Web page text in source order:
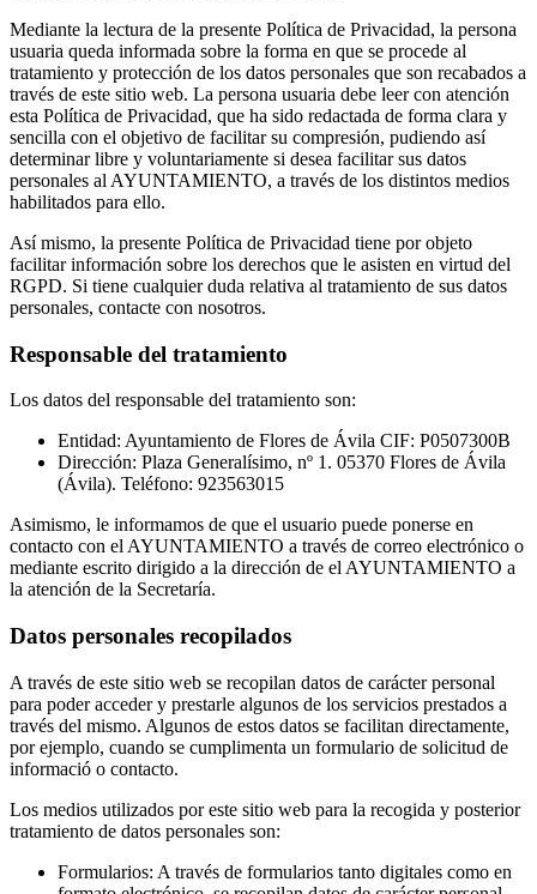
Mediante la lectura de la presente Política de Privacidad, la persona
usuaria queda informada sobre la forma en que se procede al
tratamiento y protección de los datos personales que son recabados a
través de este sitio web. La persona usuaria debe leer con atención
esta Política de Privacidad, que ha sido redactada de forma clara y
sencilla con el objetivo de facilitar su compresión, pudiendo así
determinar libre y voluntariamente si desea facilitar sus datos
personales al AYUNTAMIENTO, a través de los distintos medios
habilitados para ello.
Así mismo, la presente Política de Privacidad tiene por objeto
facilitar información sobre los derechos que le asisten en virtud del
RGPD. Si tiene cualquier duda relativa al tratamiento de sus datos
personales, contacte con nosotros.
Responsable del tratamiento
Los datos del responsable del tratamiento son:
Entidad: Ayuntamiento de Flores de Ávila CIF: P0507300B
Dirección: Plaza Generalísimo, nº 1. 05370 Flores de Ávila
(Ávila). Teléfono: 923563015
Asimismo, le informamos de que el usuario puede ponerse en
contacto con el AYUNTAMIENTO a través de correo electrónico o
mediante escrito dirigido a la dirección de el AYUNTAMIENTO a
la atención de la Secretaría.
Datos personales recopilados
A través de este sitio web se recopilan datos de carácter personal
para poder acceder y prestarle algunos de los servicios prestados a
través del mismo. Algunos de estos datos se facilitan directamente,
por ejemplo, cuando se cumplimenta un formulario de solicitud de
informació o contacto.
Los medios utilizados por este sitio web para la recogida y posterior
tratamiento de datos personales son:
Formularios: A través de formularios tanto digitales como en